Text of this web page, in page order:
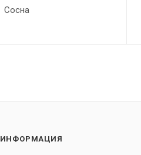
Сосна
ИНФОРМАЦИЯ